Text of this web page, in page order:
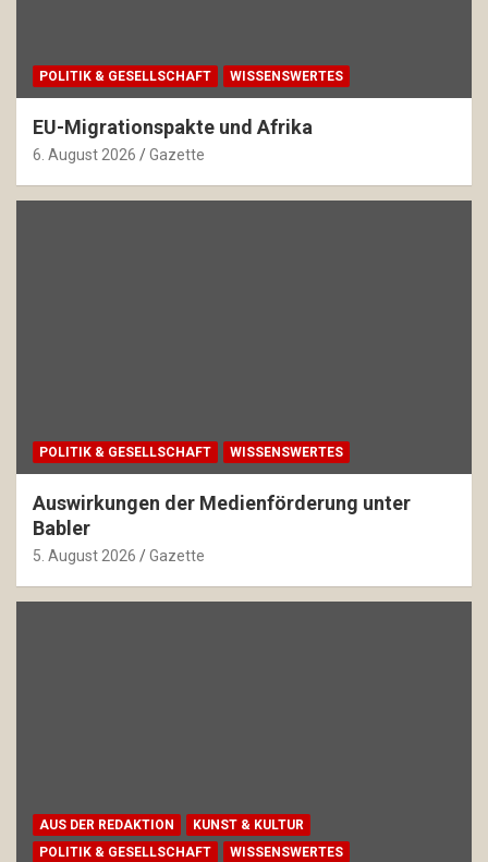
POLITIK & GESELLSCHAFT WISSENSWERTES
EU-Migrationspakte und Afrika
6. August 2026 Gazette
POLITIK & GESELLSCHAFT WISSENSWERTES
Auswirkungen der Medienförderung unter
Babler
5. August 2026 Gazette
AUS DER REDAKTION
KUNST & KULTUR
POLITIK & GESELLSCHAFT
WISSENSWERTES